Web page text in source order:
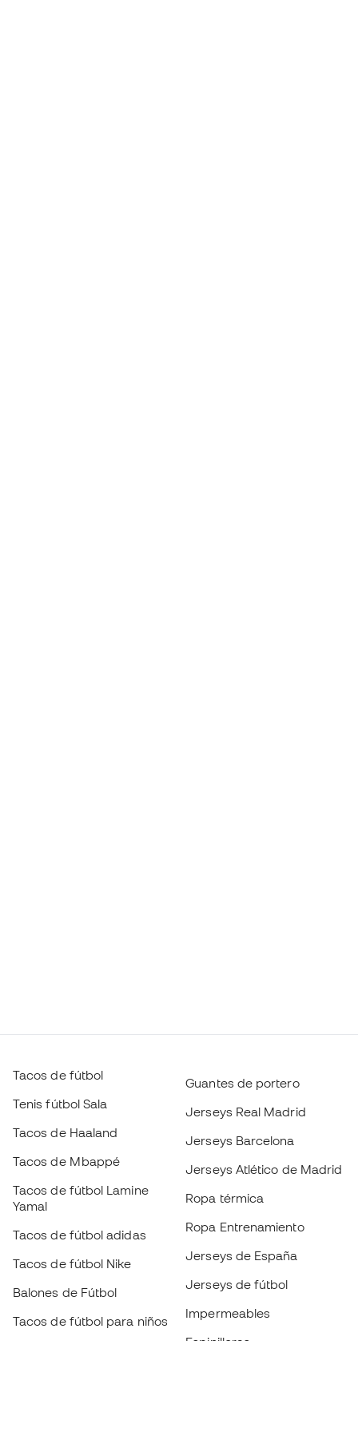
Tacos de fútbol
Tenis fútbol Sala
Tacos de Haaland
Tacos de Mbappé
Tacos de fútbol Lamine
Yamal
Tacos de fútbol adidas
Tacos de fútbol Nike
Balones de Fútbol
Tacos de fútbol para niños
Guantes de portero
Jerseys Real Madrid
Jerseys Barcelona
Jerseys Atlético de Madrid
Ropa térmica
Ropa Entrenamiento
Jerseys de España
Jerseys de fútbol
Impermeables
Espinilleras